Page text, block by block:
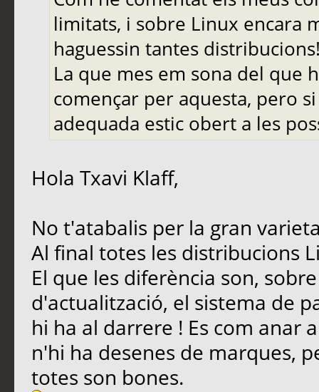
limitats, i sobre Linux encara
haguessin tantes
La que mes em sona del que
començar per aquesta, pero
adequada estic obert a les
Hola Txavi Klaff,
No t'atabalis per la gran
Al final totes les distribucions
El que les diferència son,
d'actualització, el sistema de
hi ha al darrere ! Es com anar
n'hi ha desenes de marques,
totes son bones.